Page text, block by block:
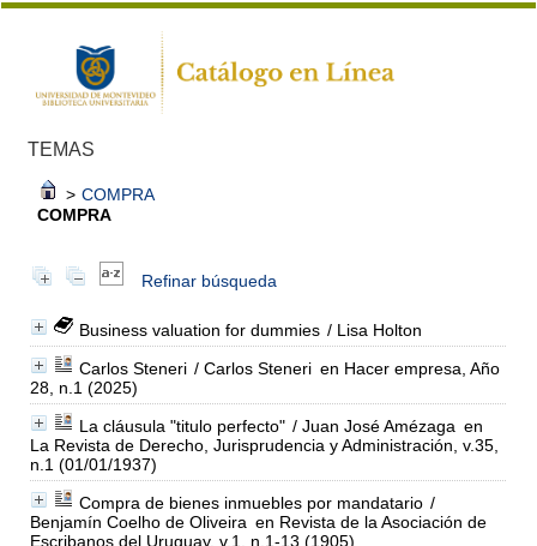
TEMAS
> COMPRA
COMPRA
Refinar búsqueda
Business valuation for dummies / Lisa Holton
Carlos Steneri / Carlos Steneri en Hacer empresa, Año
28, n.1 (2025)
La cláusula "titulo perfecto" / Juan José Amézaga en
La Revista de Derecho, Jurisprudencia y Administración, v.35,
n.1 (01/01/1937)
Compra de bienes inmuebles por mandatario /
Benjamín Coelho de Oliveira en Revista de la Asociación de
Escribanos del Uruguay, v.1, n.1-13 (1905)